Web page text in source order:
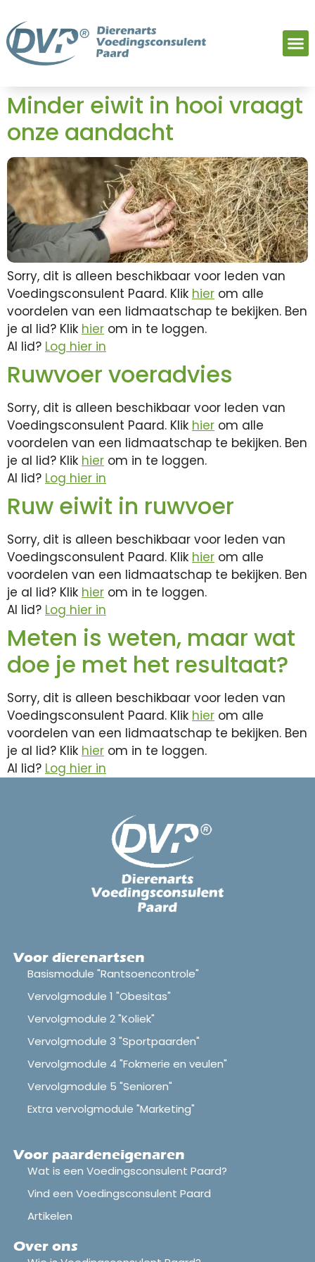
Minder eiwit in hooi vraagt
onze aandacht
Sorry, dit is alleen beschikbaar voor leden van
Voedingsconsulent Paard. Klik hier om alle
voordelen van een lidmaatschap te bekijken. Ben
je al lid? Klik hier om in te loggen.
Al lid? Log hier in
Ruwvoer voeradvies
Sorry, dit is alleen beschikbaar voor leden van
Voedingsconsulent Paard. Klik hier om alle
voordelen van een lidmaatschap te bekijken. Ben
je al lid? Klik hier om in te loggen.
Al lid? Log hier in
Ruw eiwit in ruwvoer
Sorry, dit is alleen beschikbaar voor leden van
Voedingsconsulent Paard. Klik hier om alle
voordelen van een lidmaatschap te bekijken. Ben
je al lid? Klik hier om in te loggen.
Al lid? Log hier in
Meten is weten, maar wat
doe je met het resultaat?
Sorry, dit is alleen beschikbaar voor leden van
Voedingsconsulent Paard. Klik hier om alle
voordelen van een lidmaatschap te bekijken. Ben
je al lid? Klik hier om in te loggen.
Al lid? Log hier in
Voor dierenartsen
Basismodule "Rantsoencontrole"
Vervolgmodule 1 "Obesitas"
Vervolgmodule 2 "Koliek"
Vervolgmodule 3 "Sportpaarden"
Vervolgmodule 4 "Fokmerie en veulen"
Vervolgmodule 5 "Senioren"
Extra vervolgmodule "Marketing"
Voor paardeneigenaren
Wat is een Voedingsconsulent Paard?
Vind een Voedingsconsulent Paard
Artikelen
Over ons